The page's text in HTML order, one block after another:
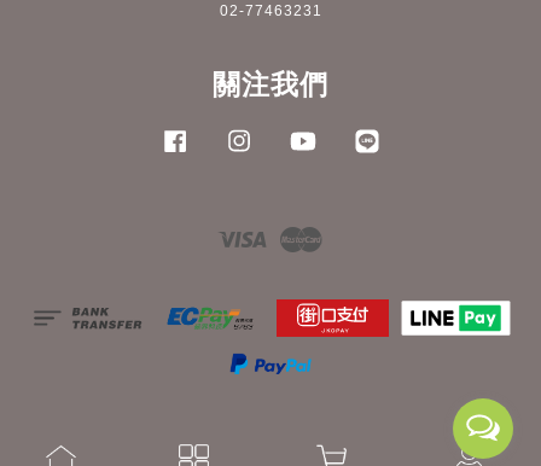
02-77463231
關注我們
Facebook Instagram YouTube
Visa